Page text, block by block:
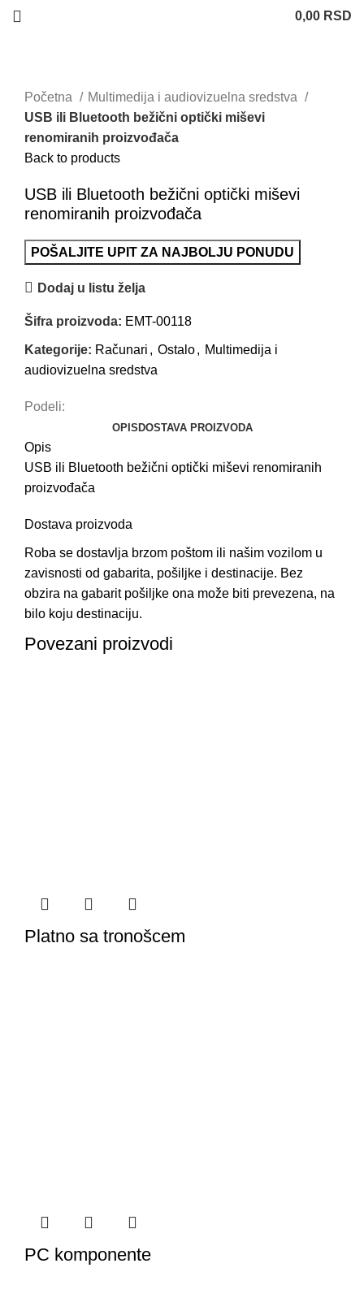
0,00 RSD
Početna
Multimedija i audiovizuelna sredstva
USB ili Bluetooth bežični optički miševi
renomiranih proizvođača
Back to products
USB ili Bluetooth bežični optički miševi
renomiranih proizvođača
POŠALJITE UPIT ZA NAJBOLJU PONUDU
Dodaj u listu želja
Šifra proizvoda: EMT-00118
Kategorije: Računari , Ostalo, Multimedija i
audiovizuelna sredstva
Podeli:
OPIS DOSTAVA PROIZVODA
Opis
USB ili Bluetooth bežični optički miševi renomiranih
proizvođača
Dostava proizvoda
Roba se dostavlja brzom poštom ili našim vozilom u
zavisnosti od gabarita, pošiljke i destinacije. Bez
obzira na gabarit pošiljke ona može biti prevezena, na
bilo koju destinaciju.
Povezani proizvodi
Platno sa tronošcem
PC komponente